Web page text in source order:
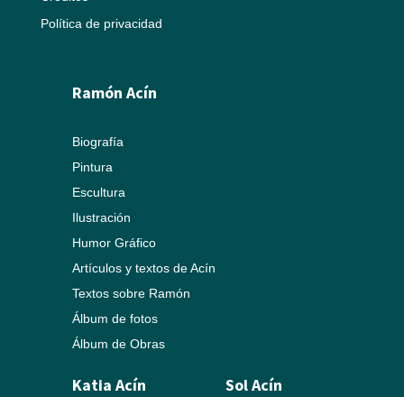
Política de privacidad
Ramón Acín
Biografía
Pintura
Escultura
Ilustración
Humor Gráfico
Artículos y textos de Acín
Textos sobre Ramón
Álbum de fotos
Álbum de Obras
Katia Acín Sol Acín